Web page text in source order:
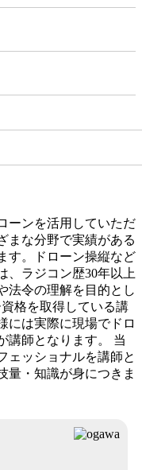
ーンを活用していただ
まな分野で実績がある
す。ドローン操縦など
、ラジコン歴30年以上
法令の理解を目的とし
格を取得している講
には実際に現場でドロ
講師となります。 当
ェッショナルを講師と
量・知識が身につきま